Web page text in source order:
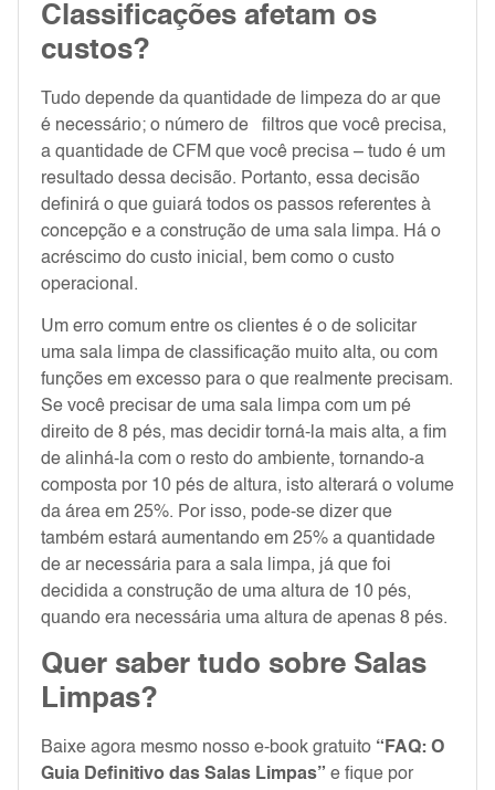
Classificações afetam os
custos?
Tudo depende da quantidade de limpeza do ar que
é necessário; o número de filtros que você precisa,
a quantidade de CFM que você precisa – tudo é um
resultado dessa decisão. Portanto, essa decisão
definirá o que guiará todos os passos referentes à
concepção e a construção de uma sala limpa. Há o
acréscimo do custo inicial, bem como o custo
operacional.
Um erro comum entre os clientes é o de solicitar
uma sala limpa de classificação muito alta, ou com
funções em excesso para o que realmente precisam.
Se você precisar de uma sala limpa com um pé
direito de 8 pés, mas decidir torná-la mais alta, a fim
de alinhá-la com o resto do ambiente, tornando-a
composta por 10 pés de altura, isto alterará o volume
da área em 25%. Por isso, pode-se dizer que
também estará aumentando em 25% a quantidade
de ar necessária para a sala limpa, já que foi
decidida a construção de uma altura de 10 pés,
quando era necessária uma altura de apenas 8 pés.
Quer saber tudo sobre Salas
Limpas?
Baixe agora mesmo nosso e-book gratuito “FAQ: O
Guia Definitivo das Salas Limpas” e fique por